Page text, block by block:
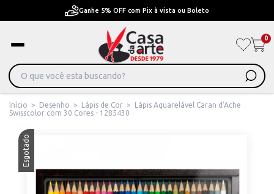
Ganhe 5% OFF com Pix à vista ou Boleto
0
Início > Desenho > Lápis de Cor >
Lápis Aquarelável Caran d'Ache
Swisscolor com 30 Cores - 1285430
Esgotado